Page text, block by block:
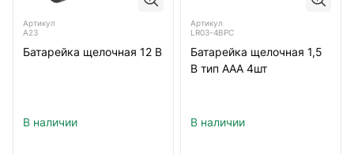
Артикул
А23
Батарейка щелочная 12 В
В наличии
Артикул
LR03-4BPC
Батарейка щелочная 1,5
В тип ААА 4шт
В наличии